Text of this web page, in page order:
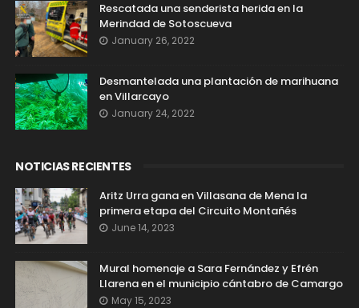
Rescatada una senderista herida en la
Merindad de Sotoscueva
January 26, 2022
Desmantelada una plantación de marihuana
en Villarcayo
January 24, 2022
NOTICIAS RECIENTES
Aritz Urra gana en Villasana de Mena la
primera etapa del Circuito Montañés
June 14, 2023
Mural homenaje a Sara Fernández y Efrén
Llarena en el municipio cántabro de Camargo
May 15, 2023